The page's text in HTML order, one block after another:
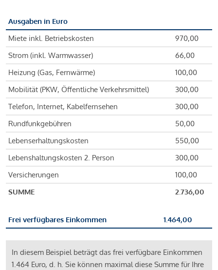
Ausgaben in Euro
Miete inkl. Betriebskosten
970,00
Strom (inkl. Warmwasser)
66,00
Heizung (Gas, Fernwärme)
100,00
Mobilität (PKW, Öffentliche Verkehrsmittel)
300,00
Telefon, Internet, Kabelfernsehen
300,00
Rundfunkgebühren
50,00
Lebenserhaltungskosten
550,00
Lebenshaltungskosten 2. Person
300,00
Versicherungen
100,00
SUMME
2.736,00
Frei verfügbares Einkommen 1.464,00
In diesem Beispiel beträgt das frei verfügbare Einkommen
1.464 Euro, d. h. Sie können maximal diese Summe für Ihre